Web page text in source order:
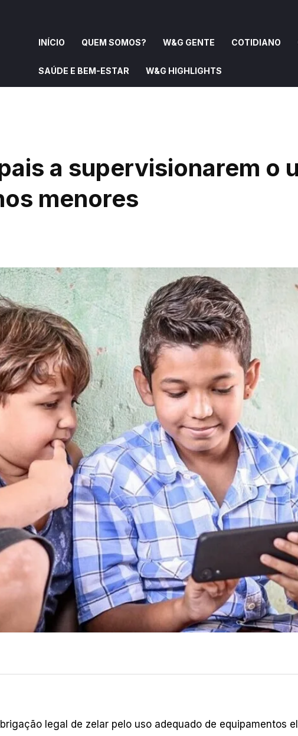
INÍCIO QUEM SOMOS? W&G GENTE COTIDIANO
SAÚDE E BEM-ESTAR W&G HIGHLIGHTS
a supervisionarem o
menores
legal de zelar pelo uso adequado de equipamentos